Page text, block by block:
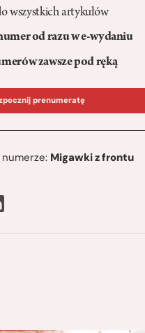
wszystkich artykułów
od razu w e-wydaniu
zawsze pod ręką
prenumeratę
numerze: Migawki z frontu